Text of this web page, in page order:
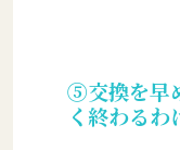
⑤交換を早
く終わるわ